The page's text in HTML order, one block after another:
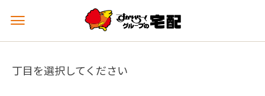
メ
ュ
を
丁目を選択してください